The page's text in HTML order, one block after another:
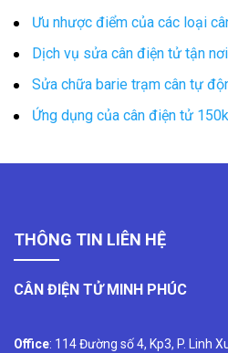
Ưu nhược điểm của các loại
Dịch vụ sửa cân điện tử tận
Sửa chữa barie trạm cân tự
Ứng dụng của cân điện tử
THÔNG TIN LIÊN HỆ
CÂN ĐIỆN TỬ MINH PHÚC
Office: 114 Đường số 4, Kp3, P. Linh